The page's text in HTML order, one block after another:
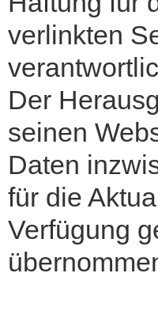
verlinkten
Der
seinen
Daten
für die
Verfügung